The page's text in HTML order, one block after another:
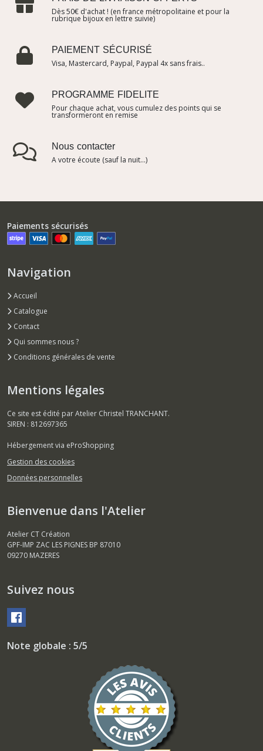
Dès 50€ d'achat ! (en france métropolitaine et pour la
rubrique bijoux en lettre suivie)
PAIEMENT SÉCURISÉ
Visa, Mastercard, Paypal, Paypal 4x sans frais..
PROGRAMME FIDELITE
Pour chaque achat, vous cumulez des points qui se
transformeront en remise
Nous contacter
A votre écoute (sauf la nuit...)
Paiements sécurisés
Navigation
Accueil
Catalogue
Contact
Qui sommes nous ?
Conditions générales de vente
Mentions légales
Ce site est édité par Atelier Christel TRANCHANT.
SIREN : 812697365
Hébergement via eProShopping
Gestion des cookies
Données personnelles
Bienvenue dans l'Atelier
Atelier CT Création
GPF-IMP ZAC LES PIGNES BP 87010
09270 MAZERES
Suivez nous
Note globale : 5/5